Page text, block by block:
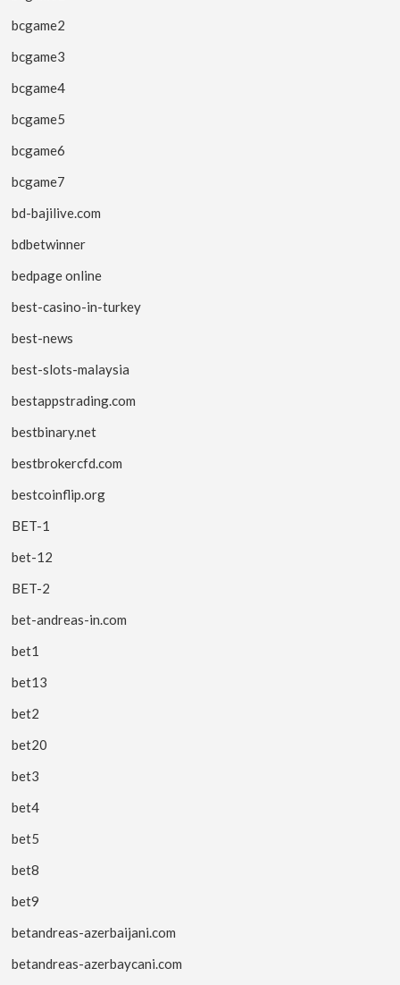
bcgame2
bcgame3
bcgame4
bcgame5
bcgame6
bcgame7
bd-bajilive.com
bdbetwinner
bedpage online
best-casino-in-turkey
best-news
best-slots-malaysia
bestappstrading.com
bestbinary.net
bestbrokercfd.com
bestcoinflip.org
BET-1
bet-12
BET-2
bet-andreas-in.com
bet1
bet13
bet2
bet20
bet3
bet4
bet5
bet8
bet9
betandreas-azerbaijani.com
betandreas-azerbaycani.com